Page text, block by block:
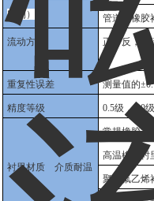
定制）
管道式橡胶
流动方向 正，反，净
重复性误差 测量值的
精度等级 0.5级，1.0级
衬里材质 介质耐温
常规橡胶衬
高温橡胶衬
聚四氟乙烯